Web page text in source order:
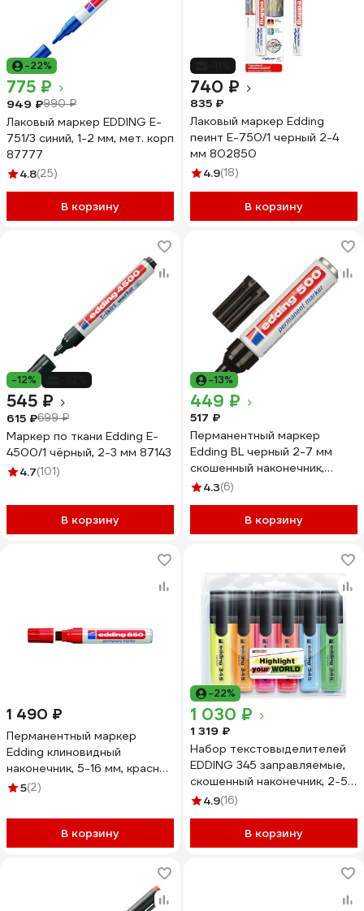
-22%
775 ₽
949 ₽990 ₽
Лаковый маркер EDDING E-
751/3 синий, 1-2 мм, мет. корп
87777
4.8(25)
В корзину
740 ₽
835 ₽
Лаковый маркер Edding
пеинт E-750/1 черный 2-4
мм 802850
4.9(18)
В корзину
-12%
545 ₽
615 ₽699 ₽
Маркер по ткани Edding E-
4500/1 чёрный, 2-3 мм 87143
4.7(101)
В корзину
-13%
449 ₽
517 ₽
Перманентный маркер
Edding BL черный 2-7 мм
скошенный наконечник,
блистер E-500#1
4.3(6)
В корзину
1 490 ₽
Перманентный маркер
Edding клиновидный
наконечник, 5-16 мм, красный
E-850#2
5(2)
В корзину
-22%
1 030 ₽
1 319 ₽
Набор текстовыделителей
EDDING 345 заправляемые,
скошенный наконечник, 2-5
мм, 6 штук, 6 цветов E-
4.9(16)
В корзину